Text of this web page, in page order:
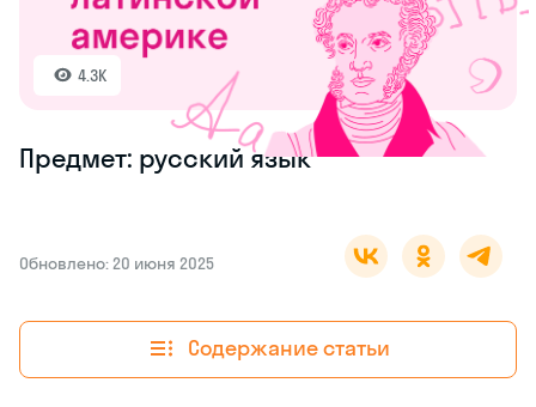
4.3K
Предмет: русский язык
Обновлено: 20 июня 2025
Содержание статьи